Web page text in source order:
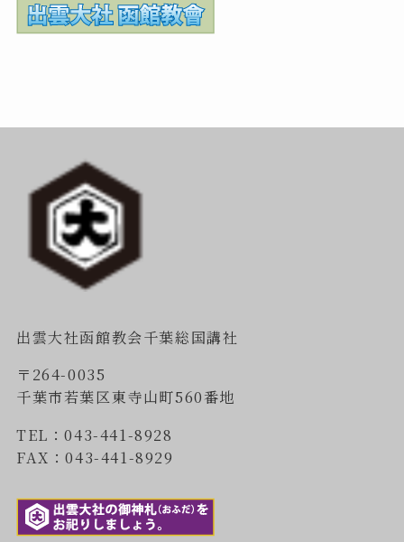
出雲大社函館教会千葉総国講社
〒264-0035
千葉市若葉区東寺山町560番地
TEL：043-441-8928
FAX：043-441-8929